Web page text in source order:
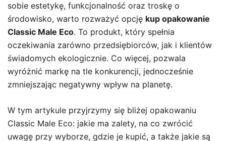
sobie estetykę, funkcjonalność oraz troskę o
środowisko, warto rozważyć opcję kup opakowanie
Classic Male Eco. To produkt, który spełnia
oczekiwania zarówno przedsiębiorców, jak i klientów
świadomych ekologicznie. Co więcej, pozwala
wyróżnić markę na tle konkurencji, jednocześnie
zmniejszając negatywny wpływ na planetę.
W tym artykule przyjrzymy się bliżej opakowaniu
Classic Male Eco: jakie ma zalety, na co zwrócić
uwagę przy wyborze, gdzie je kupić, a także jakie są